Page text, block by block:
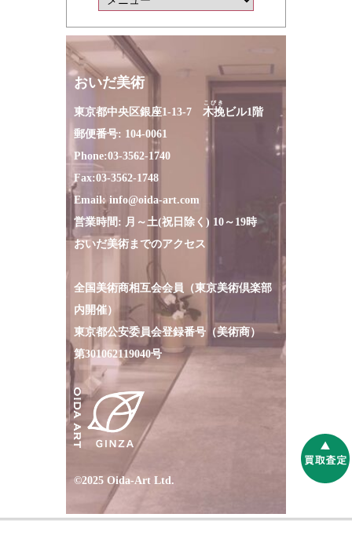
おいだ美術
東京都中央区銀座1-13-7 木挽
こびき
ビル1階
郵便番号: 104-0061
Phone:03-3562-1740
Fax:03-3562-1748
Email: info@oida-art.com
営業時間: 月～土(祝日除く) 10～19時
おいだ美術までのアクセス
全国美術商相互会会員（東京美術倶楽部
内開催）
東京都公安委員会登録番号（美術商）
第301062119040号
©2025 Oida-Art Ltd.